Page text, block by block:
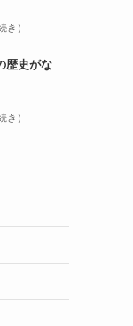
き）
歴史がな
き）